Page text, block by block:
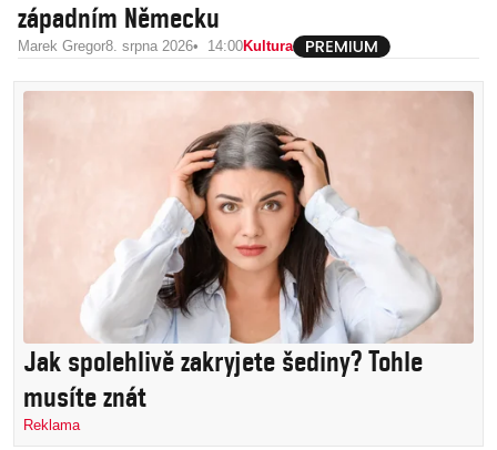
západním Německu
Marek Gregor8. srpna 2026 14:00Kultura
Jak spolehlivě zakryjete šediny? Tohle
musíte znát
Reklama